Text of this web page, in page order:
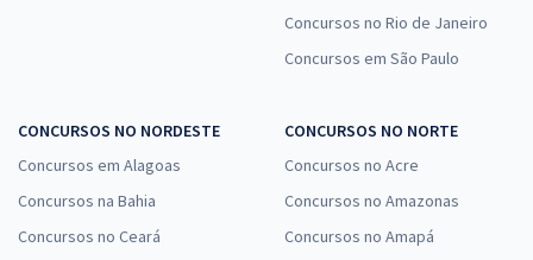
Concursos no Rio de Janeiro
Concursos em São Paulo
CONCURSOS NO NORDESTE
Concursos em Alagoas
Concursos na Bahia
Concursos no Ceará
CONCURSOS NO NORTE
Concursos no Acre
Concursos no Amazonas
Concursos no Amapá